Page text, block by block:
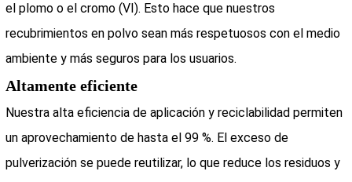
el plomo o el cromo (VI). Esto hace que nuestros
recubrimientos en polvo sean más respetuosos con el medio
ambiente y más seguros para los usuarios.
Altamente eficiente
Nuestra alta eficiencia de aplicación y reciclabilidad permiten
un aprovechamiento de hasta el 99 %. El exceso de
pulverización se puede reutilizar, lo que reduce los residuos y